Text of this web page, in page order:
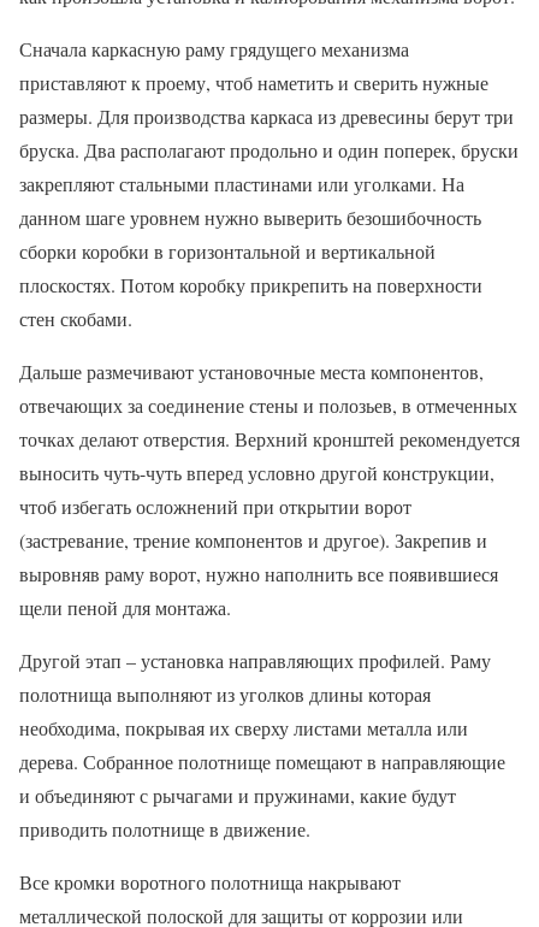
Сначала каркасную раму грядущего механизма
приставляют к проему, чтоб наметить и сверить нужные
размеры. Для производства каркаса из древесины берут три
бруска. Два располагают продольно и один поперек, бруски
закрепляют стальными пластинами или уголками. На
данном шаге уровнем нужно выверить безошибочность
сборки коробки в горизонтальной и вертикальной
плоскостях. Потом коробку прикрепить на поверхности
стен скобами.
Дальше размечивают установочные места компонентов,
отвечающих за соединение стены и полозьев, в отмеченных
точках делают отверстия. Верхний кронштей рекомендуется
выносить чуть-чуть вперед условно другой конструкции,
чтоб избегать осложнений при открытии ворот
(застревание, трение компонентов и другое). Закрепив и
выровняв раму ворот, нужно наполнить все появившиеся
щели пеной для монтажа.
Другой этап – установка направляющих профилей. Раму
полотнища выполняют из уголков длины которая
необходима, покрывая их сверху листами металла или
дерева. Собранное полотнище помещают в направляющие
и объединяют с рычагами и пружинами, какие будут
приводить полотнище в движение.
Все кромки воротного полотнища накрывают
металлической полоской для защиты от коррозии или